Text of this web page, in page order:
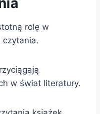
rolę w
czytania.
w świat literatury.